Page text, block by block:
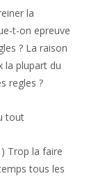
la
t-on epreuve
? La raison
la plupart du
regles ?
tout
Trop la faire
tous les